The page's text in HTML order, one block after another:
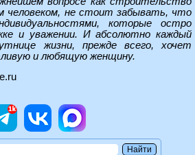
человеком, не стоит забывать, что
которые остро
и уважении. И абсолютно каждый
жизни, прежде всего, хочет
и любящую женщину.